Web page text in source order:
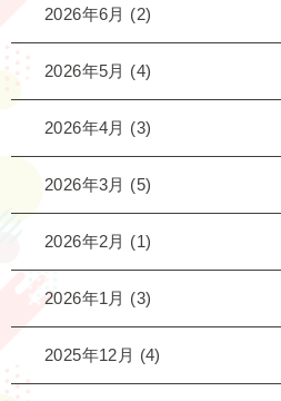
2026年6月 (2)
2026年5月 (4)
2026年4月 (3)
2026年3月 (5)
2026年2月 (1)
2026年1月 (3)
2025年12月 (4)